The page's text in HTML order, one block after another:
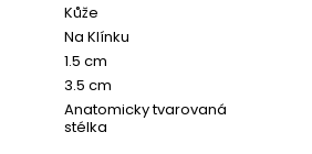
Kůže
Na Klínku
1.5 cm
3.5 cm
Anatomicky tvarovaná
stélka